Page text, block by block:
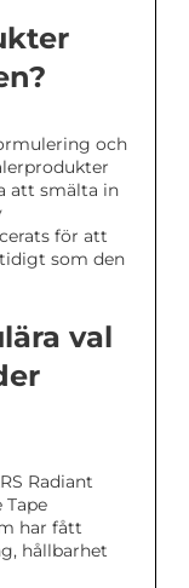
och
att smälta in
för att
som den
val
Radiant
Tape
har fått
hållbarhet